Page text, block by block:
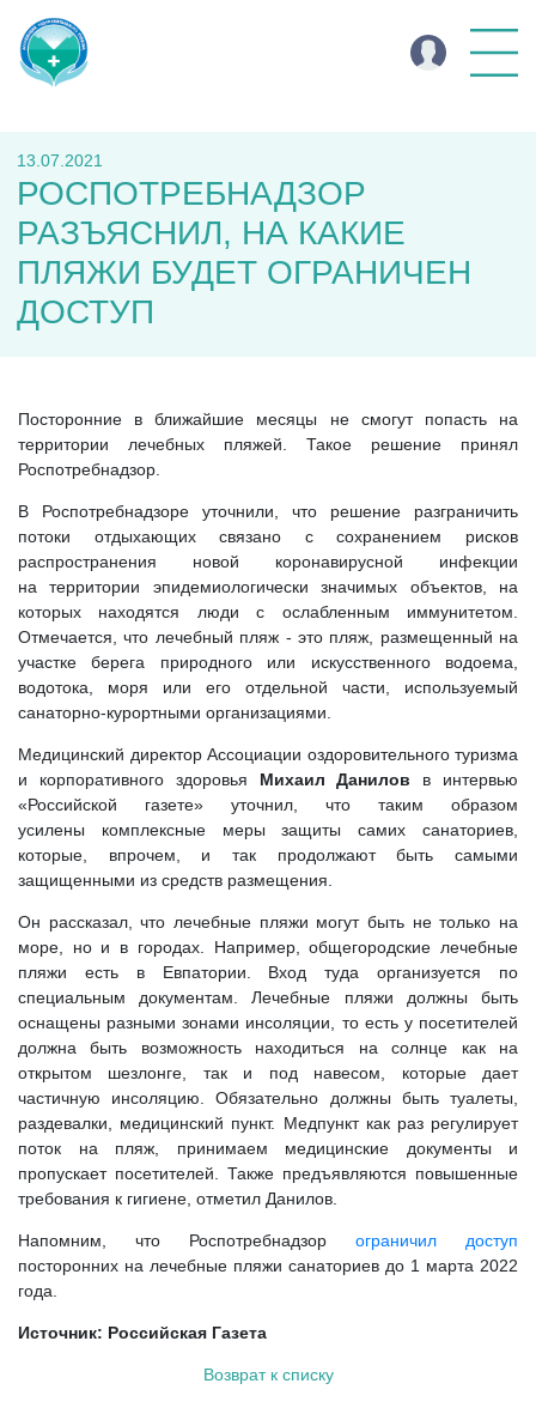
13.07.2021
РОСПОТРЕБНАДЗОР
РАЗЪЯСНИЛ, НА КАКИЕ
ПЛЯЖИ БУДЕТ ОГРАНИЧЕН
ДОСТУП
Посторонние в ближайшие месяцы не смогут попасть на
территории лечебных пляжей. Такое решение принял
Роспотребнадзор.
В Роспотребнадзоре уточнили, что решение разграничить
потоки отдыхающих связано с сохранением рисков
распространения новой коронавирусной инфекции
на территории эпидемиологически значимых объектов, на
которых находятся люди с ослабленным иммунитетом.
Отмечается, что лечебный пляж - это пляж, размещенный на
участке берега природного или искусственного водоема,
водотока, моря или его отдельной части, используемый
санаторно-курортными организациями.
Медицинский директор Ассоциации оздоровительного туризма
и корпоративного здоровья Михаил Данилов в интервью
«Российской газете» уточнил, что таким образом
усилены комплексные меры защиты самих санаториев,
которые, впрочем, и так продолжают быть самыми
защищенными из средств размещения.
Он рассказал, что лечебные пляжи могут быть не только на
море, но и в городах. Например, общегородские лечебные
пляжи есть в Евпатории. Вход туда организуется по
специальным документам. Лечебные пляжи должны быть
оснащены разными зонами инсоляции, то есть у посетителей
должна быть возможность находиться на солнце как на
открытом шезлонге, так и под навесом, которые дает
частичную инсоляцию. Обязательно должны быть туалеты,
раздевалки, медицинский пункт. Медпункт как раз регулирует
поток на пляж, принимаем медицинские документы и
пропускает посетителей. Также предъявляются повышенные
требования к гигиене, отметил Данилов.
Напомним, что Роспотребнадзор ограничил доступ
посторонних на лечебные пляжи санаториев до 1 марта 2022
года.
Источник: Российская Газета
Возврат к списку